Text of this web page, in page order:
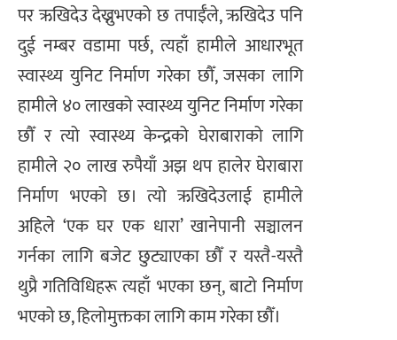
​पर ऋखिदेउ देख्नुभएको छ तपाईँले, ऋखिदेउ पनि
दुई नम्बर वडामा पर्छ, त्यहाँ हामीले आधारभूत
स्वास्थ्य युनिट निर्माण गरेका छौँ, जसका लागि
हामीले ४० लाखको स्वास्थ्य युनिट निर्माण गरेका
छौँ र त्यो स्वास्थ्य केन्द्रको घेराबाराको लागि
हामीले २० लाख रुपैयाँ अझ थप हालेर घेराबारा
निर्माण भएको छ। त्यो ऋखिदेउलाई हामीले
अहिले ‘एक घर एक धारा’ खानेपानी सञ्चालन
गर्नका लागि बजेट छुट्याएका छौँ र यस्तै-यस्तै
थुप्रै गतिविधिहरू त्यहाँ भएका छन्, बाटो निर्माण
भएको छ, हिलोमुक्तका लागि काम गरेका छौँ।